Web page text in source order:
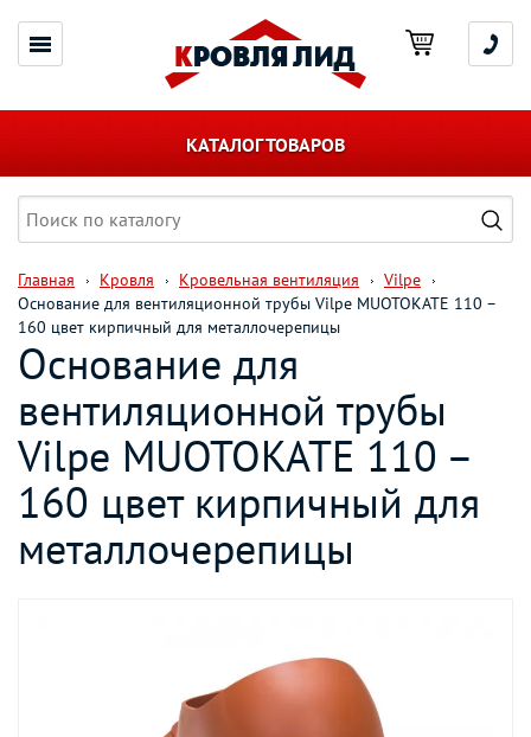
КАТАЛОГ ТОВАРОВ
Главная Кровля Кровельная вентиляция
Vilpe
Основание для вентиляционной трубы Vilpe MUOTOKATE 110 –
160 цвет кирпичный для металлочерепицы
Основание для
вентиляционной трубы
Vilpe MUOTOKATE 110 –
160 цвет кирпичный для
металлочерепицы